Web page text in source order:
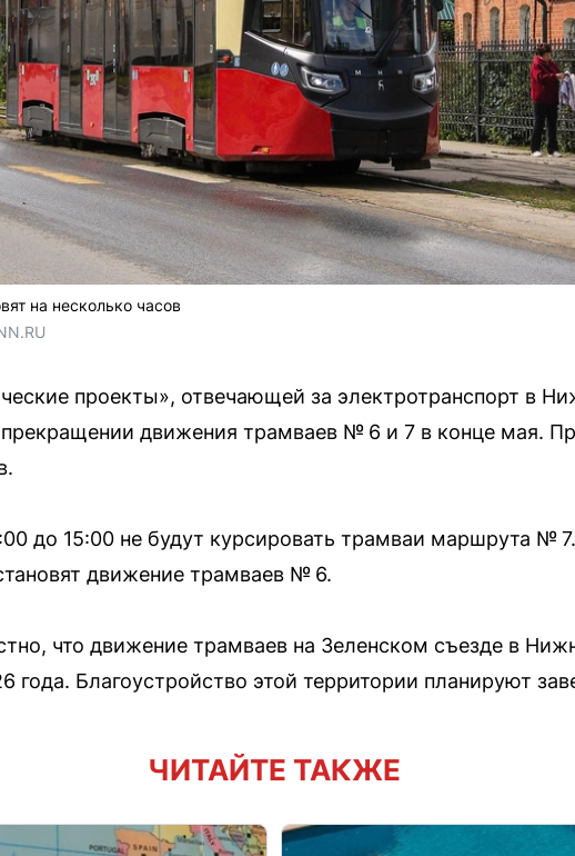
на несколько часов
проекты», отвечающей за электротранспорт в
движения трамваев № 6 и 7 в конце мая.
до 15:00 не будут курсировать трамваи маршрута №
движение трамваев № 6.
что движение трамваев на Зеленском съезде в
года. Благоустройство этой территории планируют
ЧИТАЙТЕ ТАКЖЕ